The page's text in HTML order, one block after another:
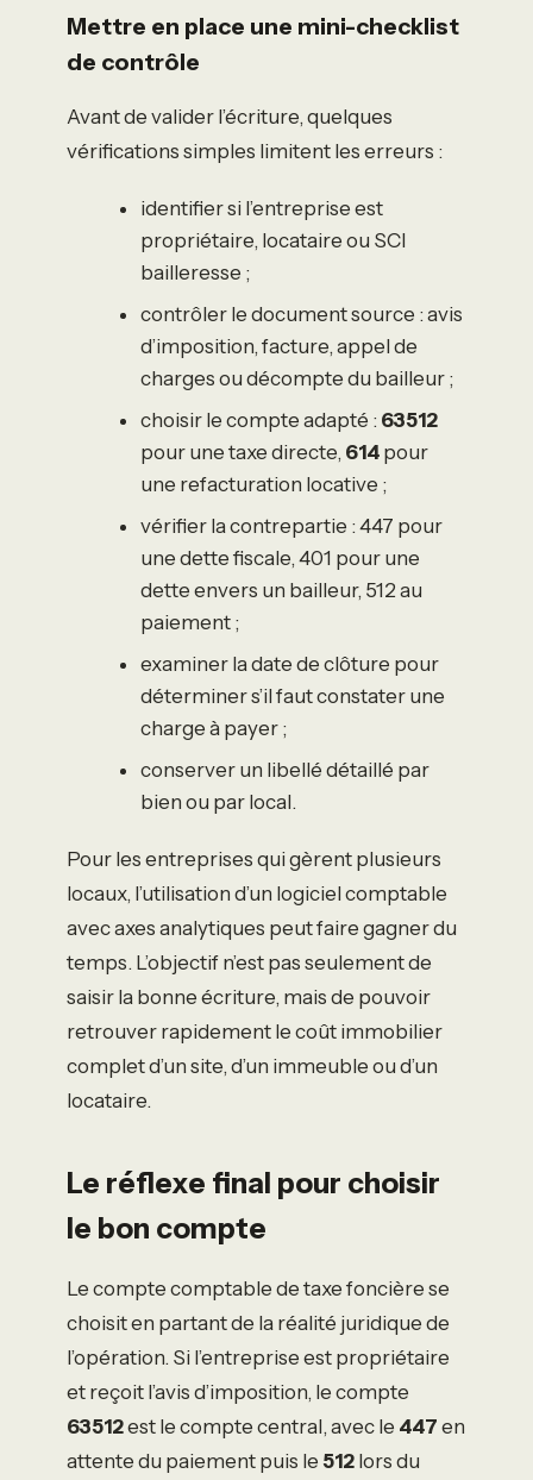
Mettre en place une mini-checklist
de contrôle
Avant de valider l’écriture, quelques
vérifications simples limitent les erreurs :
identifier si l’entreprise est
propriétaire, locataire ou SCI
bailleresse ;
contrôler le document source : avis
d’imposition, facture, appel de
charges ou décompte du bailleur ;
choisir le compte adapté : 63512
pour une taxe directe, 614 pour
une refacturation locative ;
vérifier la contrepartie : 447 pour
une dette fiscale, 401 pour une
dette envers un bailleur, 512 au
paiement ;
examiner la date de clôture pour
déterminer s’il faut constater une
charge à payer ;
conserver un libellé détaillé par
bien ou par local.
Pour les entreprises qui gèrent plusieurs
locaux, l’utilisation d’un logiciel comptable
avec axes analytiques peut faire gagner du
temps. L’objectif n’est pas seulement de
saisir la bonne écriture, mais de pouvoir
retrouver rapidement le coût immobilier
complet d’un site, d’un immeuble ou d’un
locataire.
Le réflexe final pour choisir
le bon compte
Le compte comptable de taxe foncière se
choisit en partant de la réalité juridique de
l’opération. Si l’entreprise est propriétaire
et reçoit l’avis d’imposition, le compte
63512est le compte central, avec le 447 en
attente du paiement puis le 512 lors du